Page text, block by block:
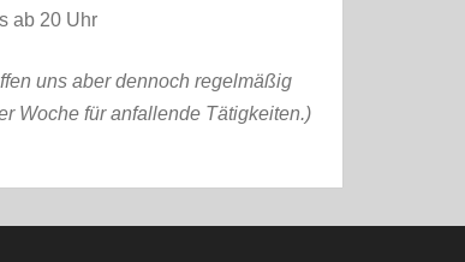
ab 20 Uhr
uns aber dennoch regelmäßig
Woche für anfallende Tätigkeiten.)